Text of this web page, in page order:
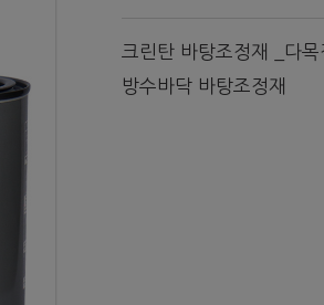
크린탄 바탕조정재 _다목
방수바닥 바탕조정재